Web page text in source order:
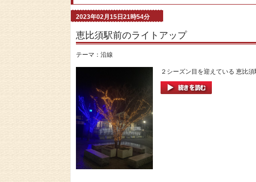
2023年02月15日21時54分
恵比須駅前のライトアップ
テーマ： 沿線
２シーズン目を迎えている 恵比